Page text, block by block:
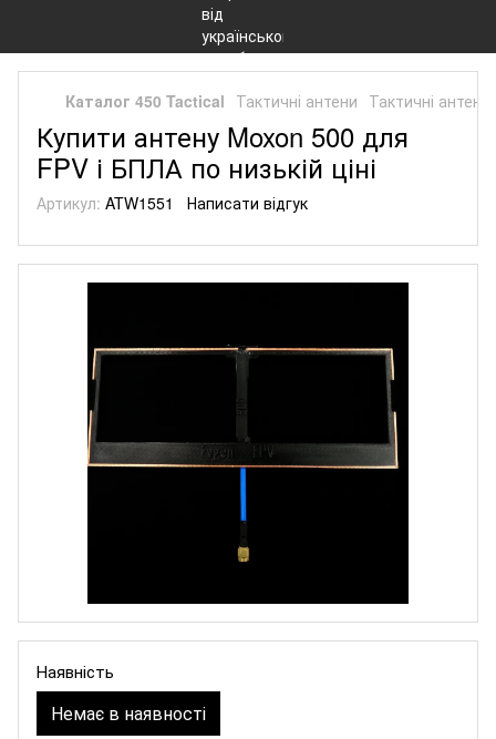
Каталог 450 Tactical Тактичні антени Тактичні антени
Купити антену Moxon 500 для
FPV і БПЛА по низькій ціні
Артикул: ATW1551 Написати відгук
Наявність
Немає в наявності